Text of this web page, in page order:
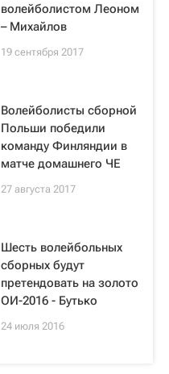
волейболистом Леоном
– Михайлов
19 сентября 2017
Волейболисты сборной
Польши победили
команду Финляндии в
матче домашнего ЧЕ
27 августа 2017
Шесть волейбольных
сборных будут
претендовать на золото
ОИ-2016 - Бутько
24 июля 2016